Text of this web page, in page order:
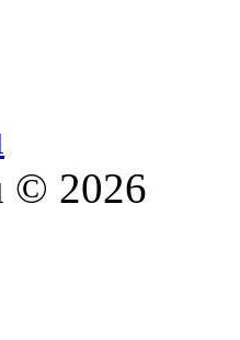
© 2026